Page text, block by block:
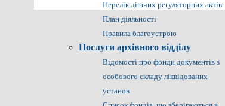
Перелік діючих регуляторних актів
План діяльності
Правила благоустрою
Послуги архівного відділу
Відомості про фонди документів з
особового складу ліквідованих
установ